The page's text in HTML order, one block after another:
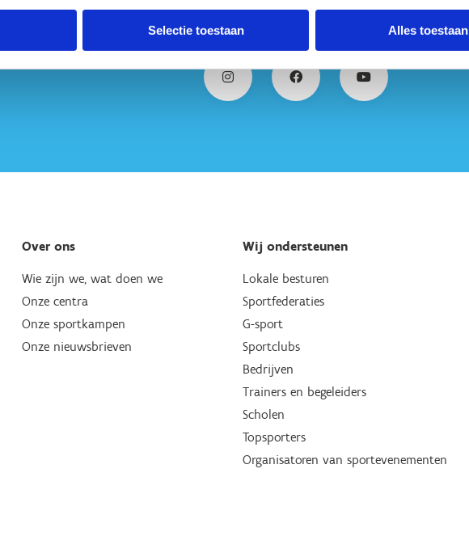
Selectie toestaan Alles toestaan
Over ons
Wie zijn we, wat doen we
Onze centra
Onze sportkampen
Onze nieuwsbrieven
Wij ondersteunen
Lokale besturen
Sportfederaties
G-sport
Sportclubs
Bedrijven
Trainers en begeleiders
Scholen
Topsporters
Organisatoren van sportevenementen